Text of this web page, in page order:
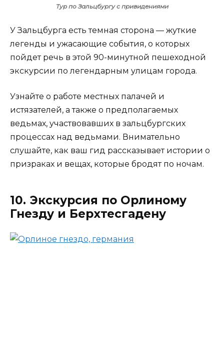
Тур по Зальцбургу с привидениями
У Зальцбурга есть темная сторона — жуткие
легенды и ужасающие события, о которых
пойдет речь в этой 90-минутной пешеходной
экскурсии по легендарным улицам города.
Узнайте о работе местных палачей и
истязателей, а также о предполагаемых
ведьмах, участвовавших в зальцбургских
процессах над ведьмами. Внимательно
слушайте, как ваш гид рассказывает истории о
призраках и вещах, которые бродят по ночам.
10. Экскурсия по Орлиному
Гнезду и Берхтесгадену